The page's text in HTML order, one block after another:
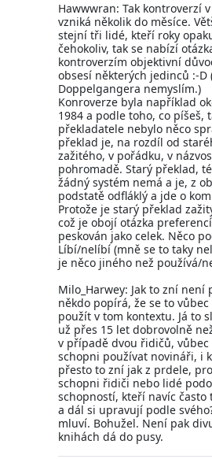
Hawwwran: Tak kontroverzí
vzniká několik do měsíce.
stejní tři lidé, kteří roky
čehokoliv, tak se nabízí
kontroverzím objektivní
obsesí některých jedinců :-D
Doppelgangera nemyslím.)
Konroverze byla například
1984 a podle toho, co píšeš,
překladatele nebylo něco
překlad je, na rozdíl od
zažitého, v pořádku, v
pohromadě. Starý překlad,
žádný systém nemá a je, z
podstatě odfláklý a jde o
Protože je starý překlad
což je obojí otázka
peskován jako celek. Něco
Líbí/nelíbí (mně se to taky
je něco jiného než používá/
Milo_Harwey: Jak to zní
někdo popírá, že se to
použít v tom kontextu. Já to
už přes 15 let dobrovolně
v případě dvou řidičů,
schopni používat novináři, i
přesto to zní jak z prdele,
schopni řidiči nebo lidé
schopností, kteří navíc
a dál si upravují podle
mluví. Bohužel. Není pak
knihách dá do pusy.